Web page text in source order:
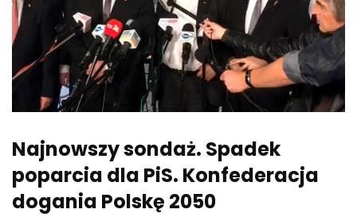
Najnowszy sondaż. Spadek
poparcia dla PiS. Konfederacja
dogania Polskę 2050